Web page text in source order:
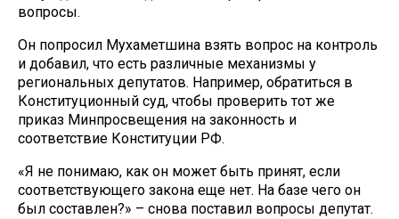
вопросы.
Он попросил Мухаметшина взять вопрос на контроль
и добавил, что есть различные механизмы у
региональных депутатов. Например, обратиться в
Конституционный суд, чтобы проверить тот же
приказ Минпросвещения на законность и
соответствие Конституции РФ.
«Я не понимаю, как он может быть принят, если
соответствующего закона еще нет. На базе чего он
был составлен?» – снова поставил вопросы депутат.